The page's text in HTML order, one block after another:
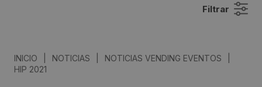
Filtrar
INICIO NOTICIAS NOTICIAS VENDING EVENTOS
HIP 2021